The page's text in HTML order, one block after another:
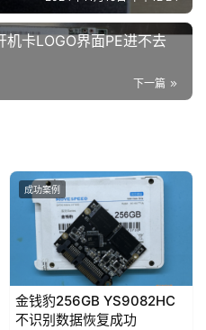
卡LOGO界面PE进不去
下一篇
成功案例
金钱豹256GB YS9082HC
不识别数据恢复成功